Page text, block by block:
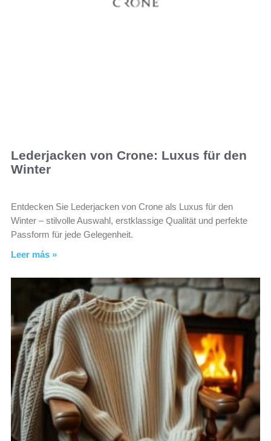
Lederjacken von Crone: Luxus für den
Winter
Entdecken Sie Lederjacken von Crone als Luxus für den
Winter – stilvolle Auswahl, erstklassige Qualität und perfekte
Passform für jede Gelegenheit.
Leer más »